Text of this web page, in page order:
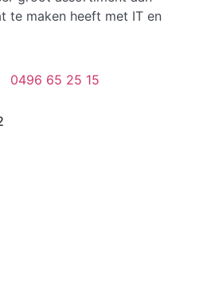
te maken heeft met IT en
0496 65 25 15